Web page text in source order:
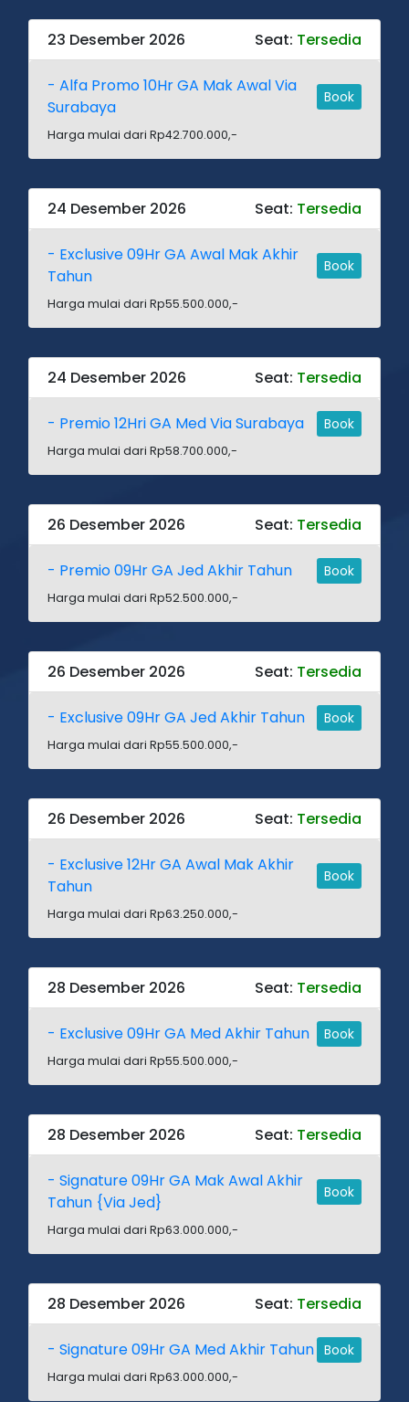
23 Desember 2026 Seat: Tersedia
- Alfa Promo 10Hr GA Mak Awal Via
Surabaya
Book
Harga mulai dari Rp42.700.000,-
24 Desember 2026 Seat: Tersedia
- Exclusive 09Hr GA Awal Mak Akhir
Tahun
Book
Harga mulai dari Rp55.500.000,-
24 Desember 2026 Seat: Tersedia
- Premio 12Hri GA Med Via Surabaya Book
Harga mulai dari Rp58.700.000,-
26 Desember 2026 Seat: Tersedia
- Premio 09Hr GA Jed Akhir Tahun Book
Harga mulai dari Rp52.500.000,-
26 Desember 2026 Seat: Tersedia
- Exclusive 09Hr GA Jed Akhir Tahun Book
Harga mulai dari Rp55.500.000,-
26 Desember 2026 Seat: Tersedia
- Exclusive 12Hr GA Awal Mak Akhir
Tahun
Book
Harga mulai dari Rp63.250.000,-
28 Desember 2026 Seat: Tersedia
- Exclusive 09Hr GA Med Akhir Tahun Book
Harga mulai dari Rp55.500.000,-
28 Desember 2026 Seat: Tersedia
- Signature 09Hr GA Mak Awal Akhir
Tahun {Via Jed}
Book
Harga mulai dari Rp63.000.000,-
28 Desember 2026 Seat: Tersedia
- Signature 09Hr GA Med Akhir Tahun Book
Harga mulai dari Rp63.000.000,-